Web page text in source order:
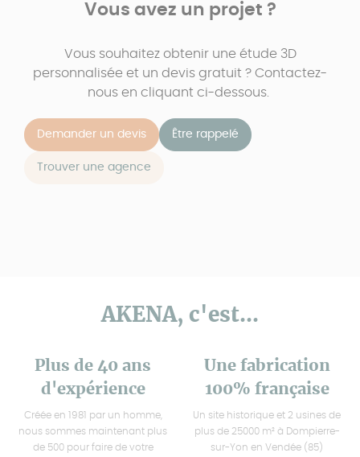
Vous avez un projet ?
Vous souhaitez obtenir une étude 3D
personnalisée et un devis gratuit ? Contactez-
nous en cliquant ci-dessous.
Demander un devis Être rappelé
Trouver une agence
AKENA, c'est...
Plus de 40 ans
d'expérience
Créée en 1981 par un homme,
nous sommes maintenant plus
de 500 pour faire de votre
Une fabrication
100% française
Un site historique et 2 usines de
plus de 25000 m² à Dompierre-
sur-Yon en Vendée (85)